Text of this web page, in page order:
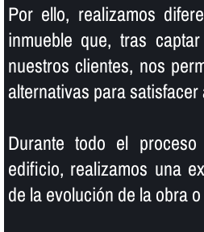
Por ello, realizamos
inmueble que, tras
nuestros clientes, nos
alternativas para
Durante todo el
edificio, realizamos una
de la evolución de la obra